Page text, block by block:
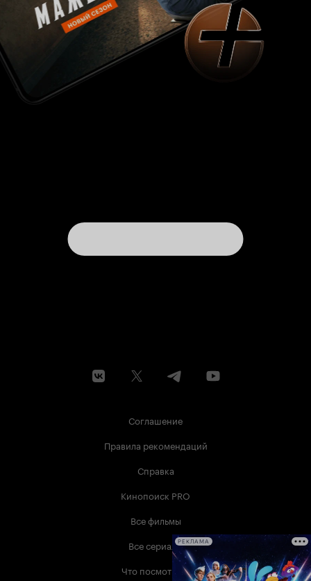
Соглашение
Правила рекомендаций
Справка
Кинопоиск PRO
Все фильмы
Все сериалы
Что посмотреть
РЕКЛАМА